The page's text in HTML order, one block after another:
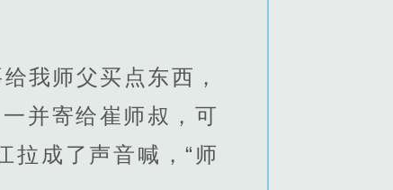
我师父买点东西，
并寄给崔师叔，可
拉成了声音喊，“师